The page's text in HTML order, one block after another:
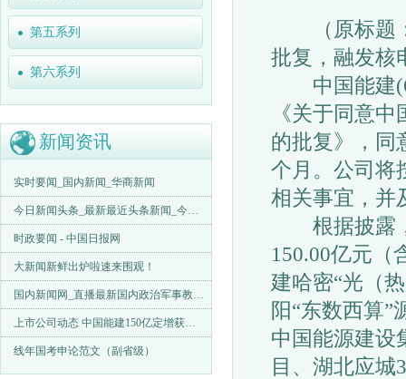
第五系列
第六系列
新闻资讯
实时要闻_国内新闻_华商新闻
今日新闻头条_最新最近头条新闻_今天评论-闽南网
时政要闻 - 中国日报网
大新闻新鲜出炉啦速来围观！
国内新闻网_直播最新国内政治军事教育经济民生等热点新闻_海峡
上市公司动态 中国能建150亿定增获证监会注册批复融发核电拟
线年国考申论范文（副省级）
（原标题：
批复，融发核
中国能建
《关于同意
的批复》，同
个月。公司将
相关事宜，并
根据披露，
150.00亿元（
建哈密“光（
阳“东数西算
中国能源建设
目、湖北应